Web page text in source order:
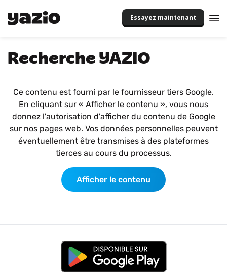
Essayez maintenant
Recherche YAZIO
Ce contenu est fourni par le fournisseur tiers Google.
En cliquant sur « Afficher le contenu », vous nous
donnez l'autorisation d'afficher du contenu de Google
sur nos pages web. Vos données personnelles peuvent
éventuellement être transmises à des plateformes
tierces au cours du processus.
Afficher le contenu